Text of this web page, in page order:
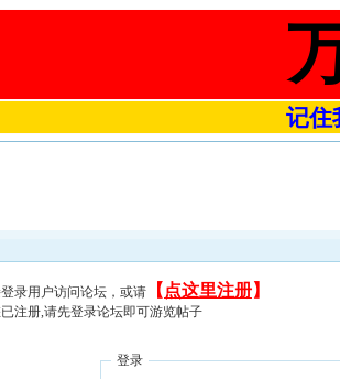
记住
录用户访问论坛，或请 【 点这里注册】
注册,请先登录论坛即可游览帖子
登录